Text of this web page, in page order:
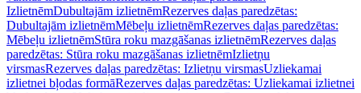
IzlietnēmDubultajām izlietnēmRezerves daļas paredzētas:
Dubultajām izlietnēmMēbeļu izlietnēmRezerves daļas paredzētas:
Mēbeļu izlietnēmStūra roku mazgāšanas izlietnēmRezerves daļas
paredzētas: Stūra roku mazgāšanas izlietnēmIzlietņu
virsmasRezerves daļas paredzētas: Izlietņu virsmasUzliekamai
izlietnei bļodas formāRezerves daļas paredzētas: Uzliekamai izlietnei